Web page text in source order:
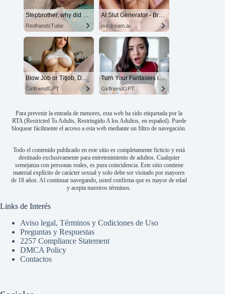
Stepbrother, why did you show me your dick? Now I want to fuck you with my wet pussy
RedhandsTube
AI Slut Generator - Bring your Fantasies to life 🔥
ourdream.ai
Blow Job or Titjob, Deepthroat or Spreading Pussy
GirlfriendGPT
Turn Your Fantasies into Reality
GirlfriendGPT
Para prevenir la entrada de menores, esta web ha sido etiquetada por la
RTA (Restricted To Adults, Restringido A los Adultos, en español). Puede
bloquear fácilmente el acceso a esta web mediante un filtro de navegación.
Todo el contenido publicado en este sitio es completamente ficticio y está
destinado exclusivamente para entretenimiento de adultos. Cualquier
semejanza con personas reales, es pura coincidencia. Este sitio contiene
material explícito de carácter sexual y solo debe ser visitado por mayores
de 18 años. Al continuar navegando, usted confirma que es mayor de edad
y acepta nuestros términos.
Links de Interés
Aviso legal, Términos y Codiciones de Uso
Preguntas y Respuestas
2257 Compliance Statement
DMCA Policy
Contactos